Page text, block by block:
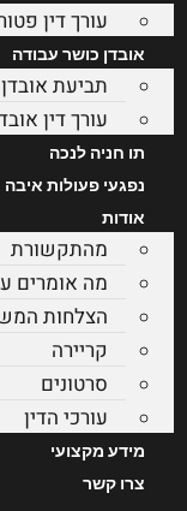
עורך דין
אובדן כושר עבודה
תביעת
עורך דין
תו חניה לנכה
נפגעי פעולות איבה
אודות
מהתקשורת
מה אומרים
הצלחות
קריירה
סרטונים
עורכי הדין
מידע מקצועי
צרו קשר